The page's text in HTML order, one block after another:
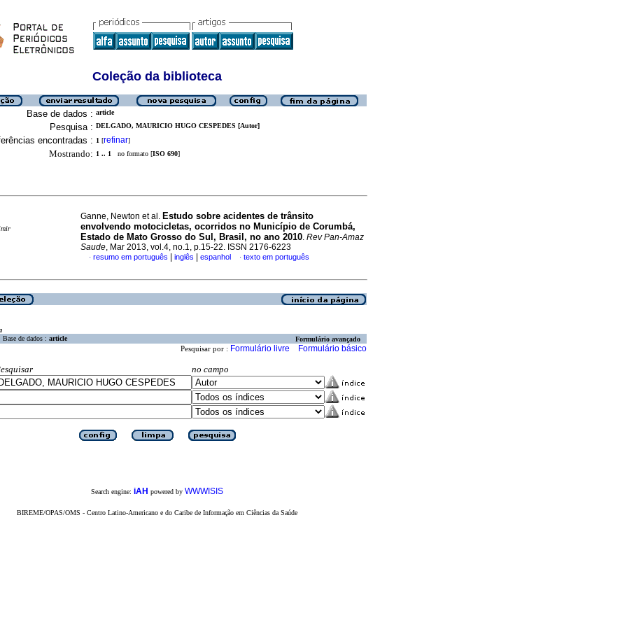
Coleção da biblioteca
Base de dados : article
Pesquisa : DELGADO, MAURICIO HUGO CESPEDES [Autor]
encontradas : 1 [refinar]
Mostrando: 1 .. 1 no formato [ISO 690]
Ganne, Newton et al. Estudo sobre acidentes de trânsito
envolvendo motocicletas, ocorridos no Município de Corumbá,
Estado de Mato Grosso do Sul, Brasil, no ano 2010. Rev Pan-Amaz
Saude, Mar 2013, vol.4, no.1, p.15-22. ISSN 2176-6223
· resumo em português inglês espanhol · texto em português
Base de dados : article Formulário avançado
Pesquisar por : Formulário livre Formulário básico
no campo
Search engine: iAH powered by WWWISIS
BIREME/OPAS/OMS - Centro Latino-Americano e do Caribe de Informação em Ciências da Saúde